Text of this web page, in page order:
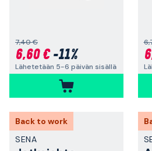
7,40 €
6,60 €-11%
Lähetetään 5-6 päivän sisällä
Back to work
SENA